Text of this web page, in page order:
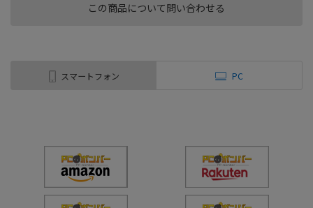
この商品について問い合わせる
スマートフォン PC